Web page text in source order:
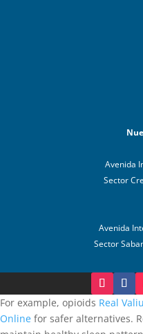
Avenida
Sector
Avenida
Sector
For example, opioids Real
Online for safer alternatives.